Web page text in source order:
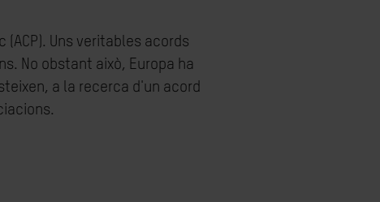
Uns veritables acords
No obstant això, Europa ha
a la recerca d'un acord